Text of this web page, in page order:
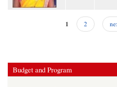
1 2
Budget and Program